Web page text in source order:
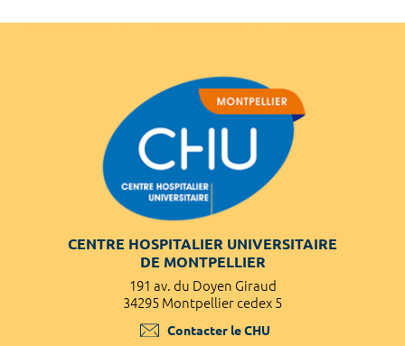
CENTRE HOSPITALIER UNIVERSITAIRE
DE MONTPELLIER
191 av. du Doyen Giraud
34295 Montpellier cedex 5
Contacter le CHU